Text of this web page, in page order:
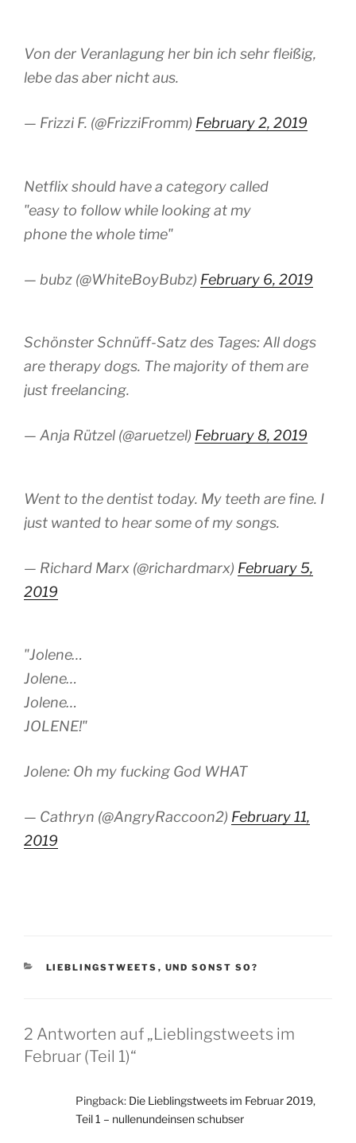
Von der Veranlagung her bin ich sehr fleißig,
lebe das aber nicht aus.
— Frizzi F. (@FrizziFromm) February 2, 2019
Netflix should have a category called
"easy to follow while looking at my
phone the whole time"
— bubz (@WhiteBoyBubz) February 6, 2019
Schönster Schnüff-Satz des Tages: All dogs
are therapy dogs. The majority of them are
just freelancing.
— Anja Rützel (@aruetzel) February 8, 2019
Went to the dentist today. My teeth are fine. I
just wanted to hear some of my songs.
— Richard Marx (@richardmarx) February 5,
2019
"Jolene…
Jolene…
Jolene…
JOLENE!"
Jolene: Oh my fucking God WHAT
— Cathryn (@AngryRaccoon2) February 11,
2019
KATEGORIEN
LIEBLINGSTWEETS , UND SONST SO?
2 Antworten auf „Lieblingstweets im
Februar (Teil 1)“
Pingback: Die Lieblingstweets im Februar 2019,
Teil 1 – nullenundeinsen schubser